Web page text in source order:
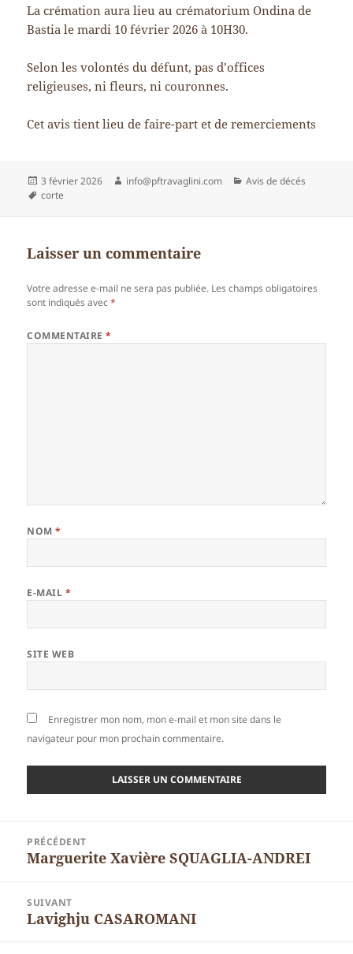
La crémation aura lieu au crématorium Ondina de
Bastia le mardi 10 février 2026 à 10H30.
Selon les volontés du défunt, pas d’offices
religieuses, ni fleurs, ni couronnes.
Cet avis tient lieu de faire-part et de remerciements
Publié
le
3 février 2026 Auteur
info@pftravaglini.com Catégories
Avis de décés
Mots-
corte
Laisser un commentaire
Votre adresse e-mail ne sera pas publiée. Les champs obligatoires
sont indiqués avec*
COMMENTAIRE*
NOM*
E-MAIL *
SITE WEB
Enregistrer mon nom, mon e-mail et mon site dans le
navigateur pour mon prochain commentaire.
l’article
PRÉCÉDENT
Article
Marguerite Xavière SQUAGLIA-ANDREI
SUIVANT
Article
Lavighju CASAROMANI